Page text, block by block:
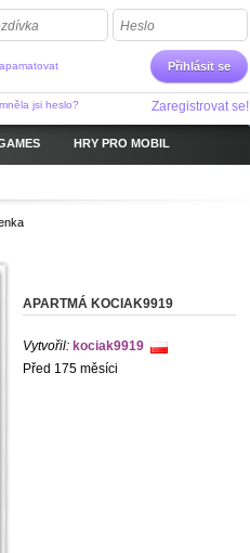
Heslo
Přihlásit se
jsi heslo? Zaregistrovat se!
HRY PRO MOBIL
APARTMÁ KOCIAK9919
Vytvořil: kociak9919
Před 175 měsíci